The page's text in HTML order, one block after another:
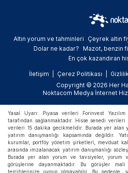
Altın yorum ve tahminleri Çeyrek altın
Dolar ne kadar?
Mazot, benzin
En çok kazandıran
İletişim Çerez Politikası
Copyright © 2026 Her
Noktacom Medya İnternet
Yasal Uyarı: Piyasa verileri Forinvest
tarafından sağlanmaktadır. Hisse senedi
verileri 15 dakika gecikmelidir. Burada yer alan
yatırım danışmanlığı kapsamında değildir.
kurumlar, portföy yönetim şirketleri, mevduat
arasında imzalanacak yatırım danışmanlığı
Burada yer alan yorum ve tavsiyeler, yorum
görüşlerine dayanmaktadır. Bu görüşler
tercihlerinize uygun olmayabilir. Bu nedenle,